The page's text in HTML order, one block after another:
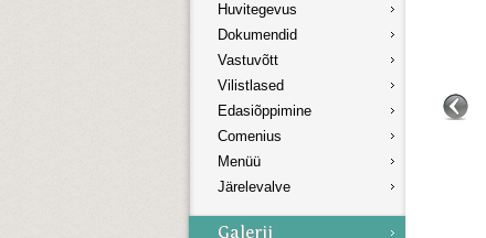
Huvitegevus
Dokumendid
Vastuvõtt
Vilistlased
Edasiõppimine
Comenius
Menüü
Järelevalve